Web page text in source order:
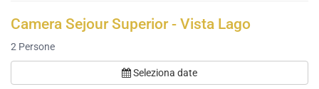
Camera Sejour Superior - Vista Lago
2 Persone
Seleziona date